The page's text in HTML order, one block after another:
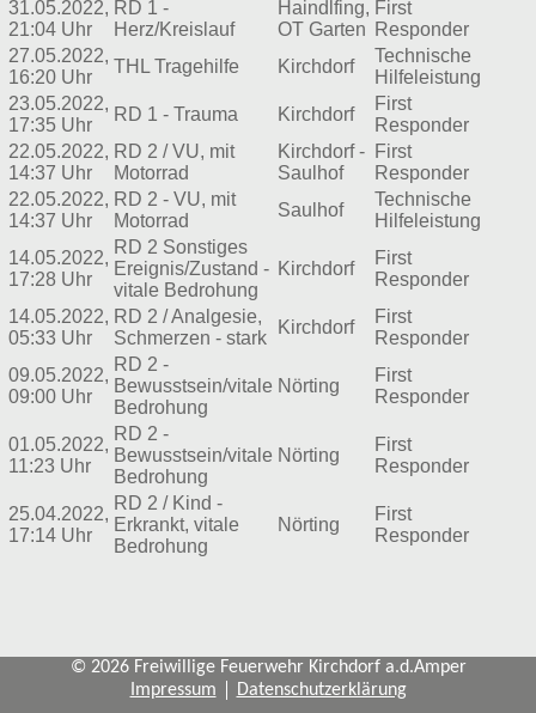
31.05.2022,
21:04 Uhr
RD 1 -
Herz/Kreislauf
Haindlfing,
OT Garten
First
Responder
27.05.2022,
16:20 Uhr
THL Tragehilfe Kirchdorf
Technische
Hilfeleistung
23.05.2022,
17:35 Uhr
RD 1 - Trauma Kirchdorf
First
Responder
22.05.2022,
14:37 Uhr
RD 2 / VU, mit
Motorrad
Kirchdorf -
Saulhof
First
Responder
22.05.2022,
14:37 Uhr
RD 2 - VU, mit
Motorrad
Saulhof
Technische
Hilfeleistung
14.05.2022,
17:28 Uhr
RD 2 Sonstiges
Ereignis/Zustand -
vitale Bedrohung
Kirchdorf
First
Responder
14.05.2022,
05:33 Uhr
RD 2 / Analgesie,
Schmerzen - stark
Kirchdorf
First
Responder
09.05.2022,
09:00 Uhr
RD 2 -
Bewusstsein/vitale
Bedrohung
Nörting
First
Responder
01.05.2022,
11:23 Uhr
RD 2 -
Bewusstsein/vitale
Bedrohung
Nörting
First
Responder
25.04.2022,
17:14 Uhr
RD 2 / Kind -
Erkrankt, vitale
Bedrohung
Nörting
First
Responder
© 2026 Freiwillige Feuerwehr Kirchdorf a.d.Amper
Impressum
Datenschutzerklärung